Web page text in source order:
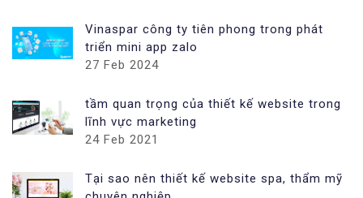
Vinaspar công ty tiên phong trong phát
triển mini app zalo
27 Feb 2024
tầm quan trọng của thiết kế website trong
lĩnh vực marketing
24 Feb 2021
Tại sao nên thiết kế website spa, thẩm mỹ